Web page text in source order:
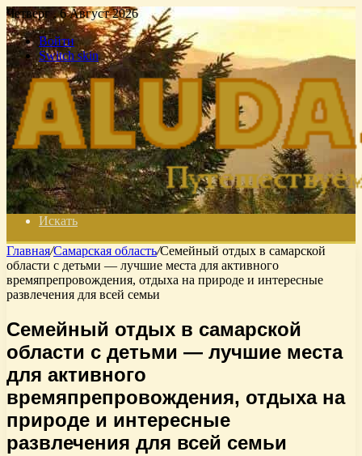
Четверг , 6 Август 2026
Войти
Switch skin
Искать
Главная/Самарская область/Семейный отдых в самарской
области с детьми — лучшие места для активного
времяпрепровождения, отдыха на природе и интересные
развлечения для всей семьи
Семейный отдых в самарской
области с детьми — лучшие места
для активного
времяпрепровождения, отдыха на
природе и интересные
развлечения для всей семьи